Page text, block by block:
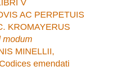
V
AC PERPETUIS
KROMAYERUS
modum
MINELLII,
emendati